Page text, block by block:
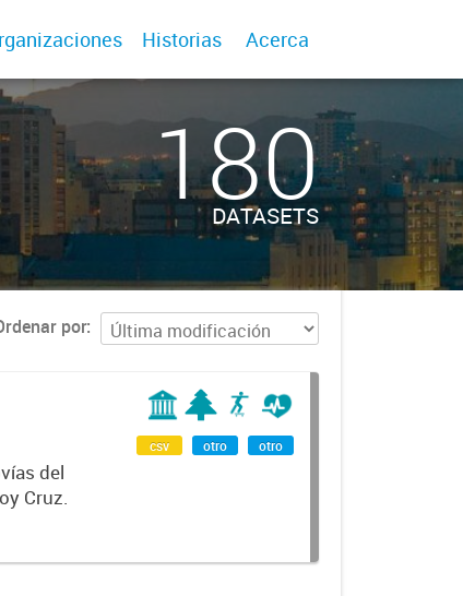
Historias Acerca
180
DATASETS
por
del
Cruz.
csv otro otro